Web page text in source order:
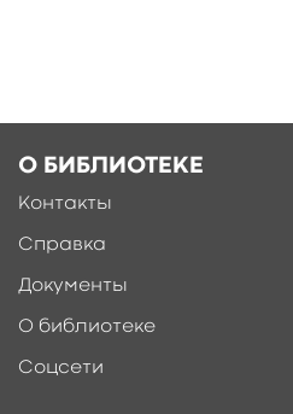
О БИБЛИОТЕКЕ
Контакты
Справка
Документы
О библиотеке
Соцсети